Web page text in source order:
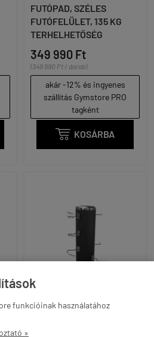
funkcióinak használatához
»
FUTÓPAD, SZÉLES
FUTÓFELÜLET, 135 KG
TERHELHETŐSÉG
349 990 Ft
(349 990 Ft / darab)
akár -12% és ingyenes
szállítás Gymstore PRO
tagként
 KOSÁRBA